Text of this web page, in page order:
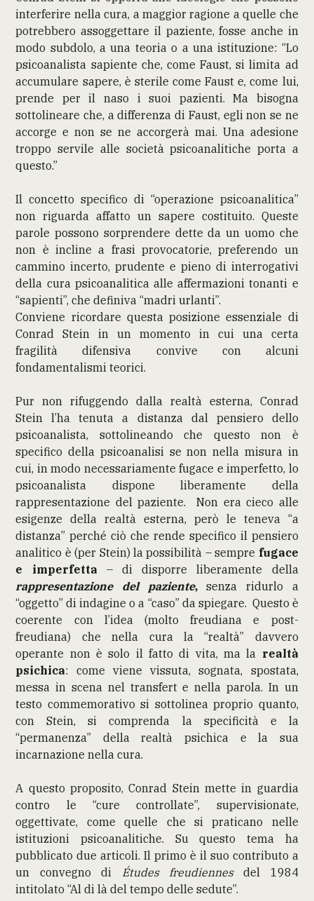
interferire nella cura, a maggior ragione a quelle che
potrebbero assoggettare il paziente, fosse anche in
modo subdolo, a una teoria o a una istituzione: “Lo
psicoanalista sapiente che, come Faust, si limita ad
accumulare sapere, è sterile come Faust e, come lui,
prende per il naso i suoi pazienti. Ma bisogna
sottolineare che, a differenza di Faust, egli non se ne
accorge e non se ne accorgerà mai. Una adesione
troppo servile alle società psicoanalitiche porta a
questo.”
Il concetto specifico di “operazione psicoanalitica”
non riguarda affatto un sapere costituito. Queste
parole possono sorprendere dette da un uomo che
non è incline a frasi provocatorie, preferendo un
cammino incerto, prudente e pieno di interrogativi
della cura psicoanalitica alle affermazioni tonanti e
“sapienti”, che definiva “madri urlanti”.
Conviene ricordare questa posizione essenziale di
Conrad Stein in un momento in cui una certa
fragilità difensiva convive con alcuni
fondamentalismi teorici.
Pur non rifuggendo dalla realtà esterna, Conrad
Stein l’ha tenuta a distanza dal pensiero dello
psicoanalista, sottolineando che questo non è
specifico della psicoanalisi se non nella misura in
cui, in modo necessariamente fugace e imperfetto, lo
psicoanalista dispone liberamente della
rappresentazione del paziente. Non era cieco alle
esigenze della realtà esterna, però le teneva “a
distanza” perché ciò che rende specifico il pensiero
analitico è (per Stein) la possibilità – sempre fugace
e imperfetta – di disporre liberamente della
rappresentazione del paziente,senza ridurlo a
“oggetto” di indagine o a “caso” da spiegare. Questo è
coerente con l’idea (molto freudiana e post-
freudiana) che nella cura la “realtà” davvero
operante non è solo il fatto di vita, ma la realtà
psichica: come viene vissuta, sognata, spostata,
messa in scena nel transfert e nella parola. In un
testo commemorativo si sottolinea proprio quanto,
con Stein, si comprenda la specificità e la
“permanenza” della realtà psichica e la sua
incarnazione nella cura.
A questo proposito, Conrad Stein mette in guardia
contro le “cure controllate”, supervisionate,
oggettivate, come quelle che si praticano nelle
istituzioni psicoanalitiche. Su questo tema ha
pubblicato due articoli. Il primo è il suo contributo a
un convegno di Études freudiennesdel 1984
intitolato “Al di là del tempo delle sedute”.